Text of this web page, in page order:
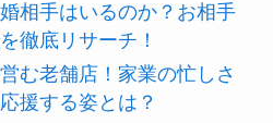
相手はいるのか？お相手
徹底リサーチ！
む老舗店！家業の忙しさ
援する姿とは？